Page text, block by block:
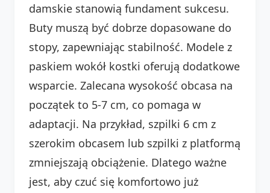
damskie stanowią fundament sukcesu.
Buty muszą być dobrze dopasowane do
stopy, zapewniając stabilność. Modele z
paskiem wokół kostki oferują dodatkowe
wsparcie. Zalecana wysokość obcasa na
początek to 5-7 cm, co pomaga w
adaptacji. Na przykład, szpilki 6 cm z
szerokim obcasem lub szpilki z platformą
zmniejszają obciążenie. Dlatego ważne
jest, aby czuć się komfortowo już